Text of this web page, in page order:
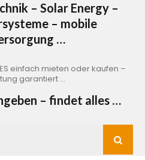
– Solar Energy –
– mobile
…
einfach mieten oder kaufen –
garantiert …
– findet alles …